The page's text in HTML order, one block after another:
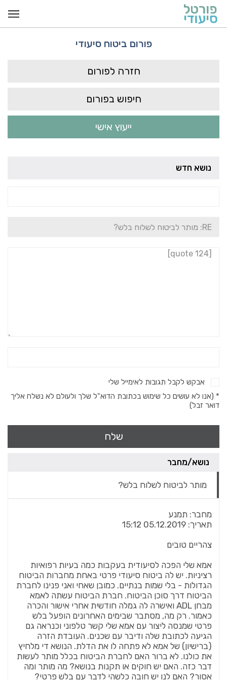
פורום ביטוח סיעודי
חזרה לפורום
חיפוש בפורום
ייעוץ אישי
נושא חדש
אבקש לקבל תגובות לאימייל שלי
* (אנו לא עושים כל שימוש בכתובת הדוא"ל שלך ולעולם לא נשלח אליך
דואר זבל)
שלח
נושא/מחבר
מותר לביטוח לשלוח בלש?
מחבר: תמנע
תאריך: 05.12.2019 15:12
צהריים טובים
אמא שלי הפכה לסיעודית בעקבות כמה בעיות רפואיות
רציניות. יש לה ביטוח סיעודי פרטי באחת מחברות הביטוח
הגדולות - בלי שמות בנתיים. כמובן שאחי ואני פנינו לחברת
הביטוח דרך סוכן הביטוח. חברת הביטוח עשתה לאמא
מבחן ADL ואישרה לה גמלה חודשית אחרי אישור והכרה
כאמור. רק מה, מסתבר שבימים האחרונים הופעל בלש
פרטי שמנסה ליצור עם אמא שלי קשר טלפוני וכנראה גם
הגיעה לכתובת שלה ודיבר עם שכנים. העובדת הזרה
(ברישיון) של אמא לא פתחה לו את הדלת. הנושא די מלחיץ
את כולנו. לא ברור האם לחברת הביטוח בכלל מותר לעשות
דבר כזה. האם יש חוקים או תקנות בנושא? מה מותר ומה
אסור? האם לנו יש חובה כלשהי לדבר עם בלש פרטי?